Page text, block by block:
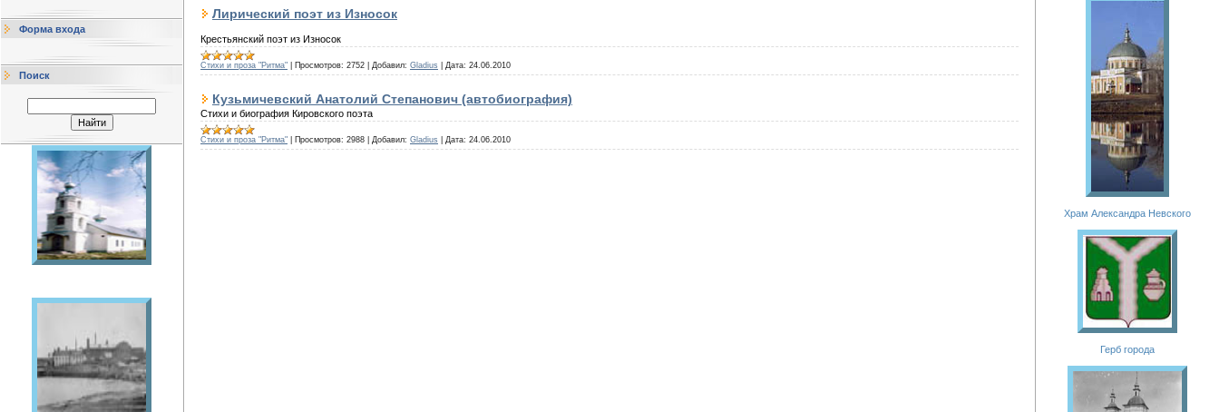
Форма входа
Поиск
Лирический поэт из Износок
Крестьянский поэт из Износок
Стихи и проза "Ритма" Просмотров: 2752 Добавил: Gladius Дата: 24.06.2010
Кузьмичевский Анатолий Степанович (автобиография)
Стихи и биография Кировского поэта
Стихи и проза "Ритма" Просмотров: 2988 Добавил: Gladius Дата: 24.06.2010
Храм Александра Невского
Герб города